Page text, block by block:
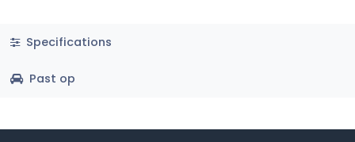
Specifications
Past op